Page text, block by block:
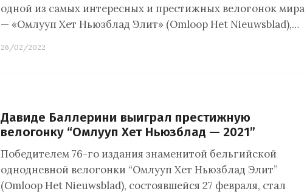
одной из самых интересных и престижных велогонок мира
— «Омлууп Хет Ньюзблад Элит» (Omloop Het Nieuwsblad),…
26/02/2022
Давиде Баллерини выиграл престижную
велогонку “Омлууп Хет Ньюзблад — 2021”
Победителем 76-го издания знаменитой бельгийской
однодневной велогонки “Омлууп Хет Ньюзблад Элит”
(Omloop Het Nieuwsblad), состоявшейся 27 февраля, стал